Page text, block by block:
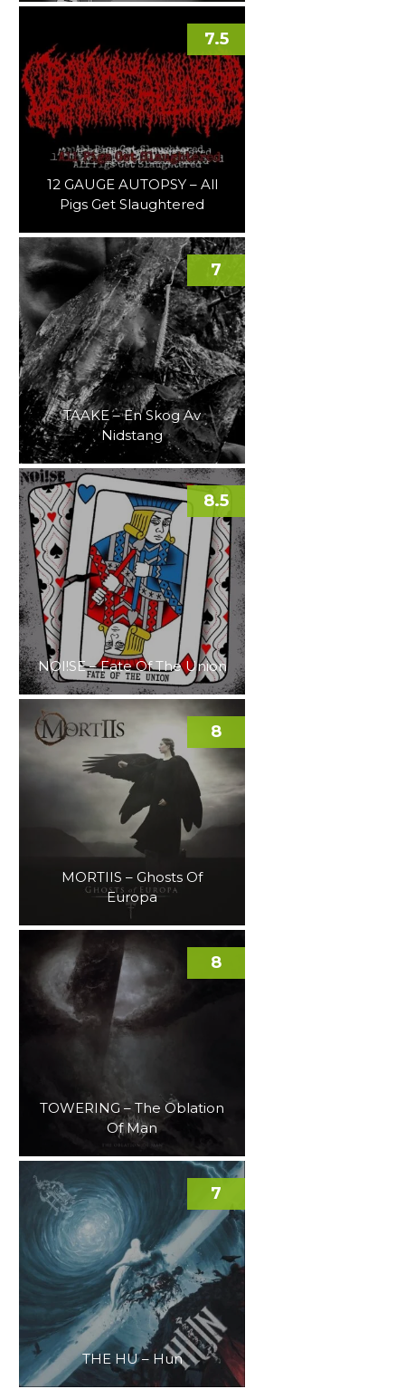
12 GAUGE AUTOPSY – All
Pigs Get Slaughtered
7.5
TAAKE – En Skog Av
Nidstang
7
NOI!SE – Fate Of The Union
8.5
MORTIIS – Ghosts Of
Europa
8
TOWERING – The Oblation
Of Man
8
THE HU – Hun
7